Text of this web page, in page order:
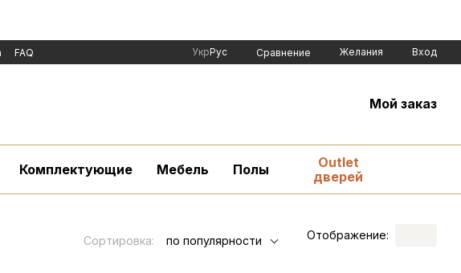
FAQ
УкрРус Сравнение Желания Вход
Мой заказ
Комплектующие Мебель Полы
Outlet
дверей
Сортировка: по популярности Отображение: